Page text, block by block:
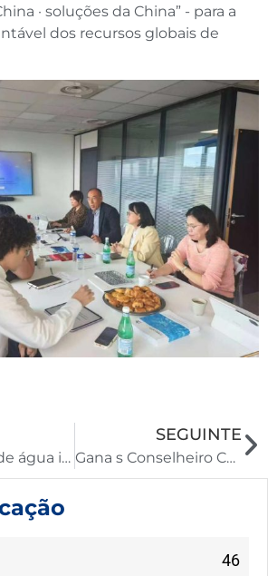
· soluções da China” - para a
dos recursos globais de
Tratamento de água inteligente para 19 aldeias [UNK] UF Ozone System Solves Seasonal Quality Issues
SEGUINTE
Gana s Conselheiro Comércio na China visitou a Hoson Technology e elogiou altamente suas soluções de recursos hídricos
46